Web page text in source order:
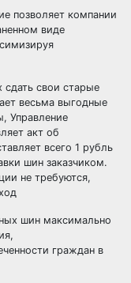
позволяет компании
виде
свои старые
весьма выгодные
Управление
акт об
всего 1 рубль
шин заказчиком.
не требуются,
шин максимально
граждан в